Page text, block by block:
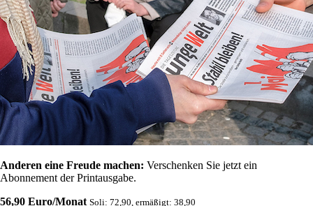
Anderen eine Freude machen: Verschenken Sie jetzt ein
Abonnement der Printausgabe.
56,90 Euro/Monat Soli: 72,90, ermäßigt: 38,90